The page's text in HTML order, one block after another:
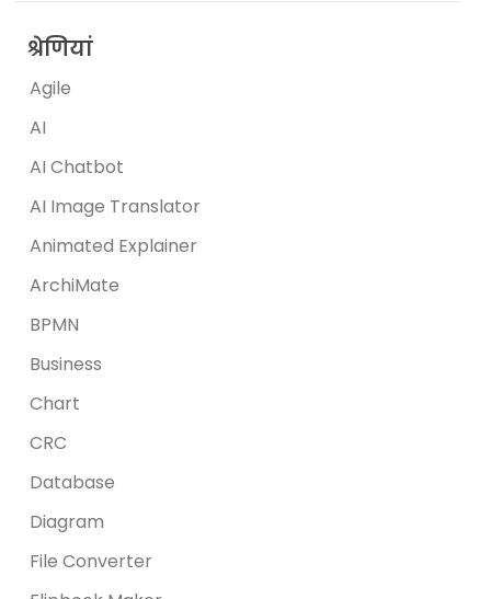
श्रेणियां
Agile
AI
AI Chatbot
AI Image Translator
Animated Explainer
ArchiMate
BPMN
Business
Chart
CRC
Database
Diagram
File Converter